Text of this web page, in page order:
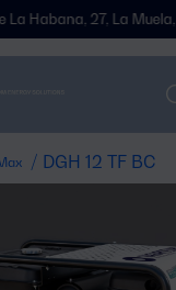
27, La Muela,
/ DGH 12 TF BC